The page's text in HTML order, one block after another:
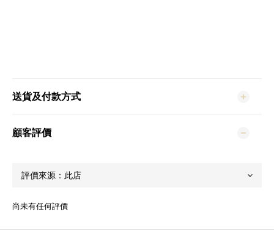
送貨及付款方式
顧客評價
尚未有任何評價